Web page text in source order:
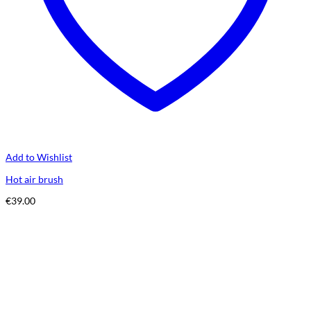
Add to Wishlist
Hot air brush
€39.00